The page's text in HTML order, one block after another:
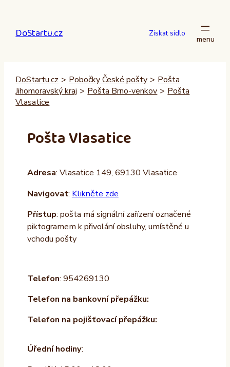
obsah
DoStartu.cz Získat sídlo
DoStartu.cz > Pobočky České pošty > Pošta
Jihomoravský kraj > Pošta Brno-venkov > Pošta
Vlasatice
Pošta Vlasatice
Adresa: Vlasatice 149, 69130 Vlasatice
Navigovat: Klikněte zde
Přístup: pošta má signální zařízení označené
piktogramem k přivolání obsluhy, umístěné u
vchodu pošty
Telefon: 954269130
Telefon na bankovní přepážku:
Telefon na pojišťovací přepážku:
Úřední hodiny: